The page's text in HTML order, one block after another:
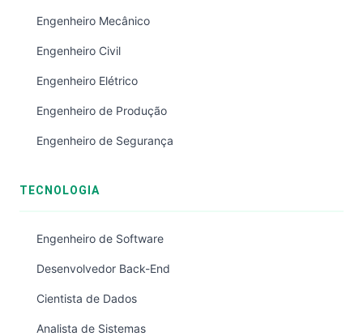
Engenheiro Mecânico
Engenheiro Civil
Engenheiro Elétrico
Engenheiro de Produção
Engenheiro de Segurança
TECNOLOGIA
Engenheiro de Software
Desenvolvedor Back-End
Cientista de Dados
Analista de Sistemas